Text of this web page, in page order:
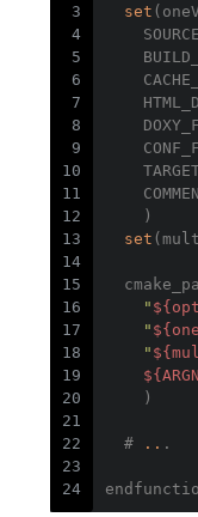
3
4
5
6
7
8
9
10
11
12
13
14
15
16
17
18
19
20
21
22
23
24
set
    )
set
"
"
"
    )
  #
.. .